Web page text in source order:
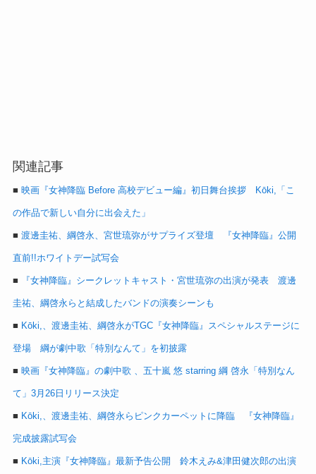
関連記事
■ 映画『女神降臨 Before 高校デビュー編』初日舞台挨拶 Kōki,「こ
の作品で新しい自分に出会えた」
■ 渡邊圭祐、綱啓永、宮世琉弥がサプライズ登壇 『女神降臨』公開
直前!!ホワイトデー試写会
■ 『女神降臨』シークレットキャスト・宮世琉弥の出演が発表 渡邊
圭祐、綱啓永らと結成したバンドの演奏シーンも
■ Kōki,、渡邊圭祐、綱啓永がTGC『女神降臨』スペシャルステージに
登場 綱が劇中歌「特別なんて」を初披露
■ 映画『女神降臨』の劇中歌 、五十嵐 悠 starring 綱 啓永「特別なん
て」3月26日リリース決定
■ Kōki,、渡邊圭祐、綱啓永らピンクカーペットに降臨 『女神降臨』
完成披露試写会
■ Kōki,主演『女神降臨』最新予告公開 鈴木えみ&津田健次郎の出演